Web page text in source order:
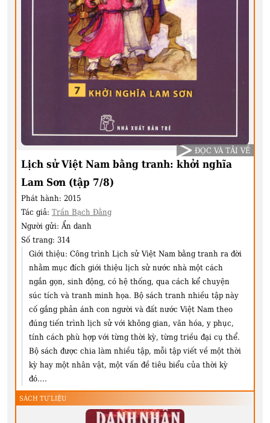
Lịch sử Việt Nam bằng tranh: khởi nghĩa
Lam Sơn (tập 7/8)
Phát hành: 2015
Tác giả: Trần Bạch Đằng
Người gửi: Ẩn danh
Số trang: 314
Giới thiệu: Công trình Lịch sử Việt Nam bằng tranh ra đời
nhằm mục đích giới thiệu lịch sử nước nhà một cách
ngắn gọn, sinh động, có hệ thống, qua cách kể chuyện
súc tích và tranh minh họa. Bộ sách tranh nhiều tập này
cố gắng phản ánh con người và đất nước Việt Nam theo
đúng tiến trình lịch sử với không gian, văn hóa, y phục,
tính cách phù hợp với từng thời kỳ, từng triều đại cụ thể.
Bộ sách được chia làm nhiều tập, mỗi tập viết về một thời
kỳ hay một nhân vật, một vấn đề tiêu biểu của thời kỳ
đó....
ĐỌC VÀ TẢI VỀ
SÁCH TƯ LIỆU